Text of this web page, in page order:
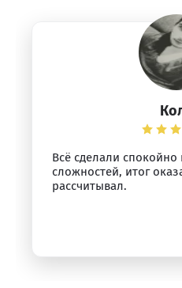
Всё сделали
сложностей, итог
рассчитывал.